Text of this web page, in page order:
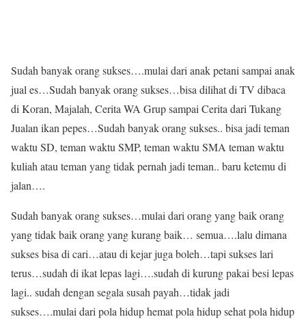
Sudah banyak orang sukses….mulai dari anak petani sampai anak
jual es…Sudah banyak orang sukses…bisa dilihat di TV dibaca
di Koran, Majalah, Cerita WA Grup sampai Cerita dari Tukang
Jualan ikan pepes…Sudah banyak orang sukses.. bisa jadi teman
waktu SD, teman waktu SMP, teman waktu SMA teman waktu
kuliah atau teman yang tidak pernah jadi teman.. baru ketemu di
jalan….
Sudah banyak orang sukses…mulai dari orang yang baik orang
yang tidak baik orang yang kurang baik… semua….lalu dimana
sukses bisa di cari…atau di kejar juga boleh…tapi sukses lari
terus…sudah di ikat lepas lagi….sudah di kurung pakai besi lepas
lagi.. sudah dengan segala susah payah…tidak jadi
sukses….mulai dari pola hidup hemat pola hidup sehat pola hidup